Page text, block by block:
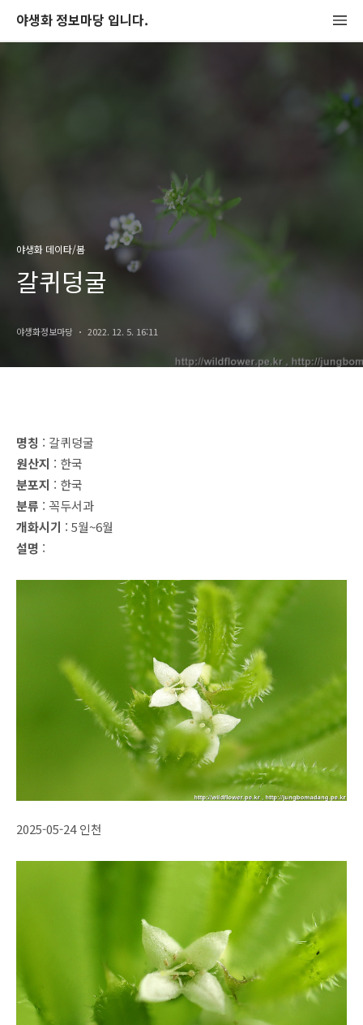
야생화 정보마당 입니다.
야생화 데이타/봄
갈퀴덩굴
야생화정보마당 2022. 12. 5. 16:11
명칭 : 갈퀴덩굴
원산지 : 한국
분포지 : 한국
분류 : 꼭두서과
개화시기 : 5월~6월
설명 :
2025-05-24 인천